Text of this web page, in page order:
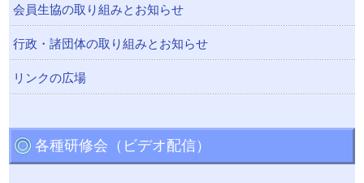
会員生協の取り組みとお知らせ
行政・諸団体の取り組みとお知らせ
リンクの広場
各種研修会（ビデオ配信）